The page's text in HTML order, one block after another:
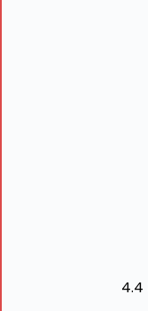
4.4